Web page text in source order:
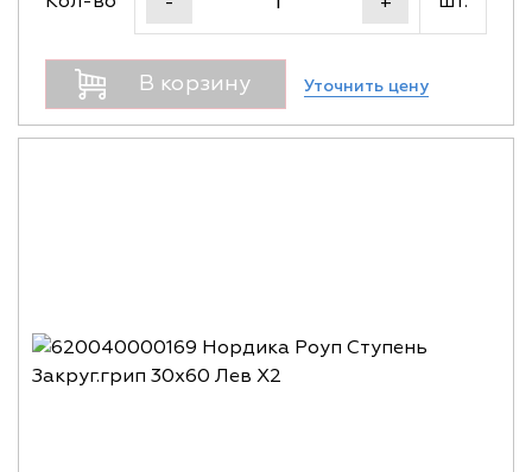
В корзину Уточнить цену